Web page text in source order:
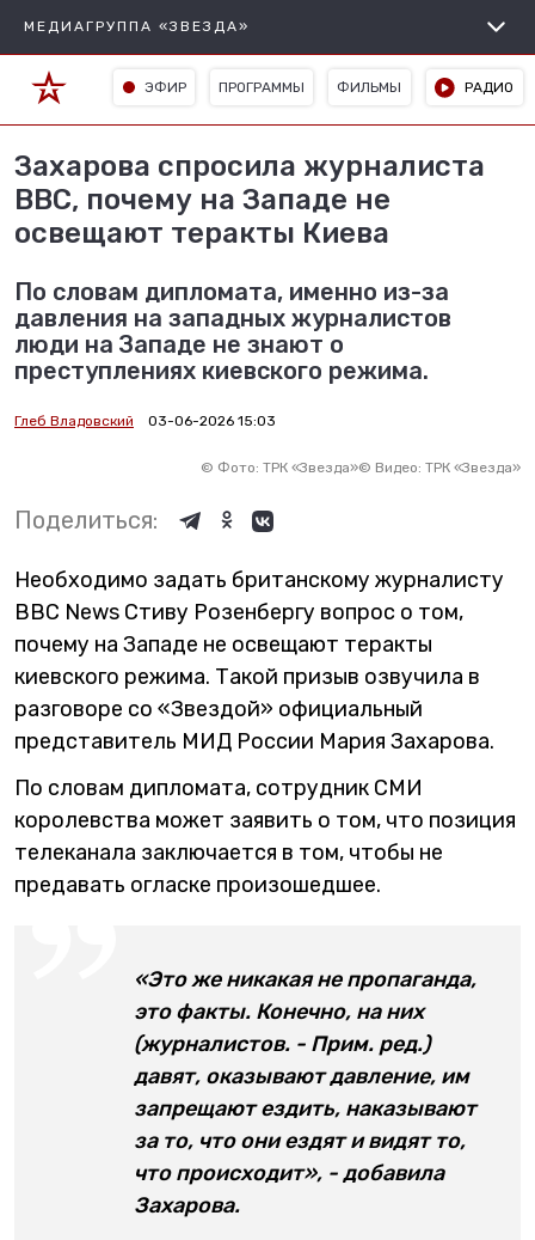
МЕДИАГРУППА «ЗВЕЗДА»
ЭФИР ПРОГРАММЫ ФИЛЬМЫ РАДИО
Захарова спросила журналиста
BBC, почему на Западе не
освещают теракты Киева
По словам дипломата, именно из-за
давления на западных журналистов
люди на Западе не знают о
преступлениях киевского режима.
Глеб Владовский 03-06-2026 15:03
© Фото: ТРК «Звезда»© Видео: ТРК «Звезда»
Поделиться:
Необходимо задать британскому журналисту
BBC News Стиву Розенбергу вопрос о том,
почему на Западе не освещают теракты
киевского режима. Такой призыв озвучила в
разговоре со «Звездой» официальный
представитель МИД России Мария Захарова.
По словам дипломата, сотрудник СМИ
королевства может заявить о том, что позиция
телеканала заключается в том, чтобы не
предавать огласке произошедшее.
«Это же никакая не пропаганда,
это факты. Конечно, на них
(журналистов. - Прим. ред.)
давят, оказывают давление, им
запрещают ездить, наказывают
за то, что они ездят и видят то,
что происходит», - добавила
Захарова.